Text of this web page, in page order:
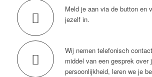
Meld je aan via de button en
jezelf in.
Wij nemen telefonisch
middel van een gesprek over
persoonlijkheid, leren we je